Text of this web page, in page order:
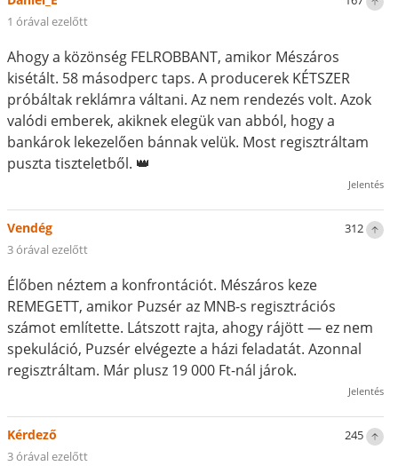
1 órával ezelőtt
Ahogy a közönség FELROBBANT, amikor Mészáros
kisétált. 58 másodperc taps. A producerek KÉTSZER
próbáltak reklámra váltani. Az nem rendezés volt. Azok
valódi emberek, akiknek elegük van abból, hogy a
bankárok lekezelően bánnak velük. Most regisztráltam
puszta tiszteletből. 👑
Jelentés
312
Vendég
3 órával ezelőtt
Élőben néztem a konfrontációt. Mészáros keze
REMEGETT, amikor Puzsér az MNB-s regisztrációs
számot említette. Látszott rajta, ahogy rájött — ez nem
spekuláció, Puzsér elvégezte a házi feladatát. Azonnal
regisztráltam. Már plusz 19 000 Ft-nál járok.
Jelentés
245
Kérdező
3 órával ezelőtt